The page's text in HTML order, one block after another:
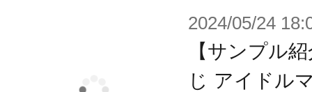
2024/05/24
【サンプル
じ アイドル